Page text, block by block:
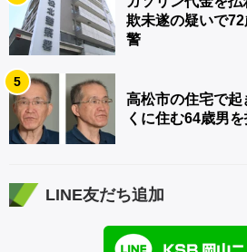
欺未遂の疑いで
警
5
高松市の住宅で
くに住む64歳男
LINE友だち追加